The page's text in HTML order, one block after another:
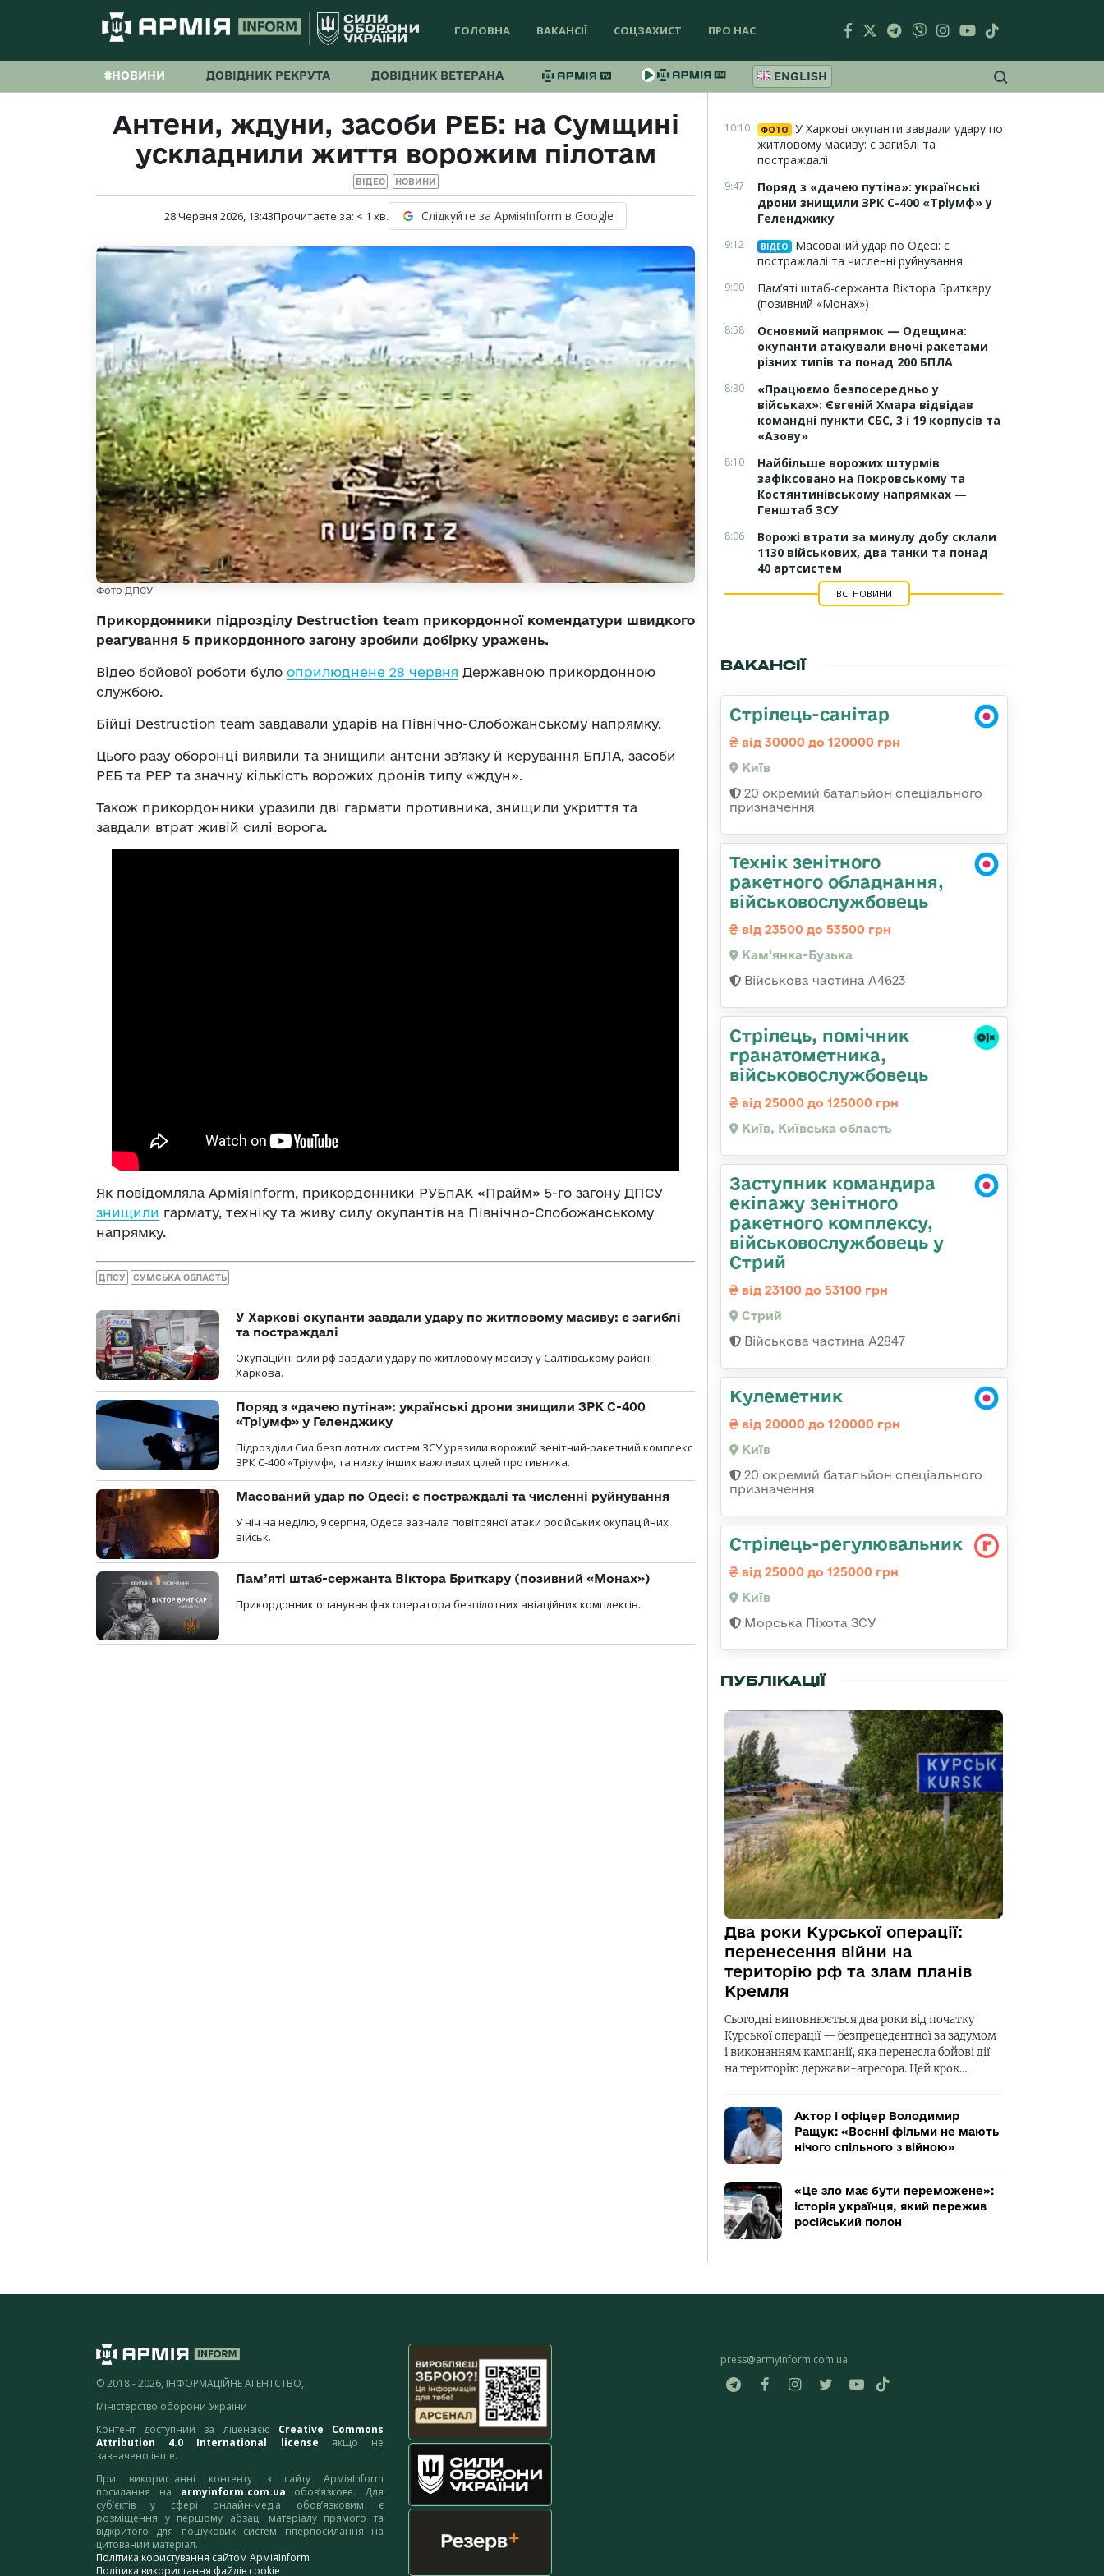
ГОЛОВНА ВАКАНСІЇ СОЦЗАХИСТ ПРО НАС
#НОВИНИ ДОВІДНИК РЕКРУТА ДОВІДНИК ВЕТЕРАНА ENGLISH
Антени, ждуни, засоби РЕБ: на Сумщині
ускладнили життя ворожим пілотам
ВІДЕО НОВИНИ
28 Червня 2026, 13:43Прочитаєте за: < 1 хв. Слідкуйте за АрміяInform в Google
Фото ДПСУ
Прикордонники підрозділу Destruction team прикордонної комендатури швидкого
реагування 5 прикордонного загону зробили добірку уражень.
Відео бойової роботи було оприлюднене 28 червня Державною прикордонною
службою.
Бійці Destruction team завдавали ударів на Північно-Слобожанському напрямку.
Цього разу оборонці виявили та знищили антени зв’язку й керування БпЛА, засоби
РЕБ та РЕР та значну кількість ворожих дронів типу «ждун».
Також прикордонники уразили дві гармати противника, знищили укриття та
завдали втрат живій силі ворога.
Як повідомляла АрміяInform, прикордонники РУБпАК «Прайм» 5-го загону ДПСУ
знищили гармату, техніку та живу силу окупантів на Північно-Слобожанському
напрямку.
ДПСУ СУМСЬКА ОБЛАСТЬ
У Харкові окупанти завдали удару по житловому масиву: є загиблі
та постраждалі
Окупаційні сили рф завдали удару по житловому масиву у Салтівському районі
Харкова.
Поряд з «дачею путіна»: українські дрони знищили ЗРК С-400
«Тріумф» у Геленджику
Підрозділи Сил безпілотних систем ЗСУ уразили ворожий зенітний-ракетний комплекс
ЗРК С-400 «Тріумф», та низку інших важливих цілей противника.
Масований удар по Одесі: є постраждалі та численні руйнування
У ніч на неділю, 9 серпня, Одеса зазнала повітряної атаки російських окупаційних
військ.
Пам’яті штаб-сержанта Віктора Бриткару (позивний «Монах»)
Прикордонник опанував фах оператора безпілотних авіаційних комплексів.
10:10 ФОТО
У Харкові окупанти завдали удару по
житловому масиву: є загиблі та
постраждалі
9:47
Поряд з «дачею путіна»: українські
дрони знищили ЗРК С-400 «Тріумф» у
Геленджику
9:12 ВІДЕО
Масований удар по Одесі: є
постраждалі та численні руйнування
9:00
Пам’яті штаб-сержанта Віктора Бриткару
(позивний «Монах»)
8:58
Основний напрямок — Одещина:
окупанти атакували вночі ракетами
різних типів та понад 200 БПЛА
8:30
«Працюємо безпосередньо у
військах»: Євгеній Хмара відвідав
командні пункти СБС, 3 і 19 корпусів та
«Азову»
8:10
Найбільше ворожих штурмів
зафіксовано на Покровському та
Костянтинівському напрямках —
Генштаб ЗСУ
8:06
Ворожі втрати за минулу добу склали
1130 військових, два танки та понад
40 артсистем
ВСІ НОВИНИ
ВАКАНСІЇ
Стрілець-санітар
від 30000 до 120000 грн
Київ
20 окремий батальйон спеціального
призначення
Технік зенітного
ракетного обладнання,
військовослужбовець
від 23500 до 53500 грн
Кам'янка-Бузька
Військова частина А4623
Стpілець, помічник
гpанатометника,
військовослужбовець
від 25000 до 125000 грн
Київ, Київська область
Заступник командира
екіпажу зенітного
ракетного комплексу,
військовослужбовець у
Стрий
від 23100 до 53100 грн
Стрий
Військова частина А2847
Кулеметник
від 20000 до 120000 грн
Київ
20 окремий батальйон спеціального
призначення
Стpілець-регулювальник
від 25000 до 125000 грн
Київ
Морська Піхота ЗСУ
ПУБЛІКАЦІЇ
Два роки Курської операції:
перенесення війни на
територію рф та злам планів
Кремля
Сьогодні виповнюється два роки від початку
Курської операції — безпрецедентної за задумом
і виконанням кампанії, яка перенесла бойові дії
на територію держави-агресора. Цей крок…
Актор і офіцер Володимир
Ращук: «Воєнні фільми не мають
нічого спільного з війною»
«Це зло має бути переможене»:
історія українця, який пережив
російський полон
© 2018 - 2026, ІНФОРМАЦІЙНЕ АГЕНТСТВО,
Міністерство оборони України
Контент доступний за ліцензією Creative Commons
Attribution 4.0 International license якщо не
зазначено інше.
При використанні контенту з сайту АрміяInform
посилання на armyinform.com.ua обов’язкове. Для
суб’єктів у сфері онлайн-медіа обов’язковим є
розміщення у першому абзаці матеріалу прямого та
відкритого для пошукових систем гіперпосилання на
цитований матеріал.
Політика користування сайтом АрміяInform
Політика використання файлів cookie
press@armyinform.com.ua